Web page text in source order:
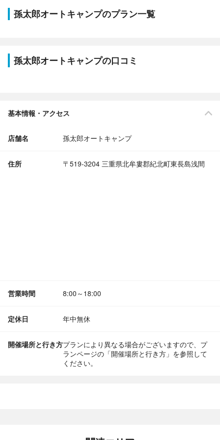
孫太郎オートキャンプのプラン一覧
孫太郎オートキャンプの口コミ
基本情報・アクセス
店舗名 孫太郎オートキャンプ
住所 〒519-3204 三重県北牟婁郡紀北町東長島浅間
営業時間 8:00～18:00
定休日 年中無休
開催場所と行き方プランにより異なる場合がございますので、プ
ランページの「開催場所と行き方」を参照して
ください。